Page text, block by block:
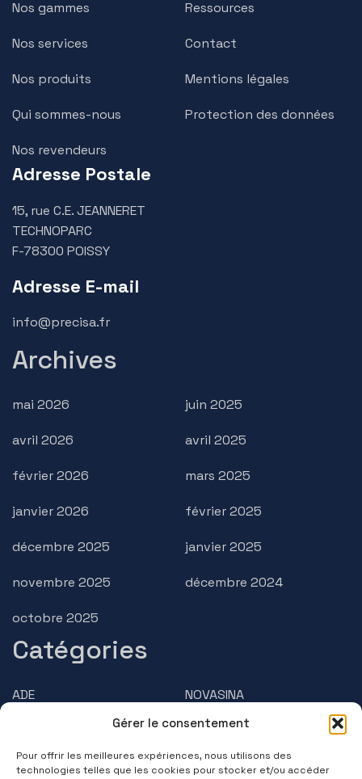
Gérer le consentement
Pour offrir les meilleures expériences, nous utilisons des
technologies telles que les cookies pour stocker et/ou accéder
Nos gammes
Nos services
Nos produits
Qui sommes-nous
Nos revendeurs
Ressources
Contact
Mentions légales
Protection des données
Adresse Postale
15, rue C.E. JEANNERET
TECHNOPARC
F-78300 POISSY
Adresse E-mail
info@precisa.fr
Archives
mai 2026
avril 2026
février 2026
janvier 2026
décembre 2025
novembre 2025
octobre 2025
juin 2025
avril 2025
mars 2025
février 2025
janvier 2025
décembre 2024
Catégories
ADE
BRUSS
NOVASINA
PRECISA
Questions/Réponses